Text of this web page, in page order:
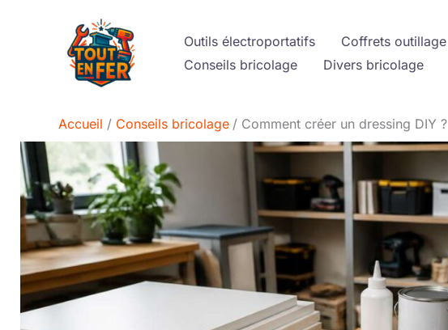
Outils électroportatifs Coffrets outillage
Conseils bricolage
Divers bricolage
Accueil Conseils bricolage Comment créer un dressing DIY ?